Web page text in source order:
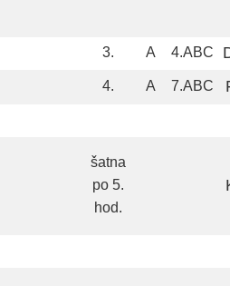
3. A 4.ABC
4. A 7.ABC
šatna
po 5.
hod.